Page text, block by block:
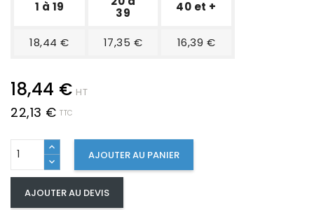
1 à 19
39
40 et +
18,44 € 17,35 € 16,39 €
18,44 € HT
22,13 € TTC
AJOUTER AU PANIER
AJOUTER AU DEVIS